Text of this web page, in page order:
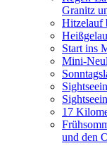
Granitz
Hitzelauf
Start ins
Mini-
17
und den